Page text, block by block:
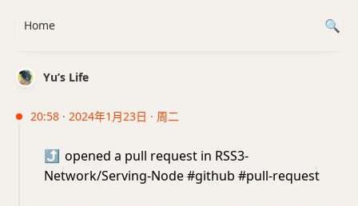
Yu’s Life
20:58 · 2024年1月23日 · 周二
⤴️ opened a pull request in RSS3-
Network/Serving-Node #github #pull-request
Home